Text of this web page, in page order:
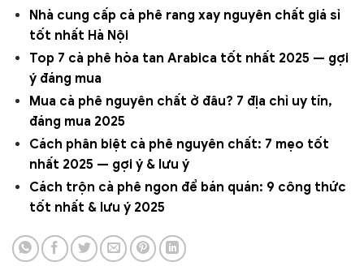
Nhà cung cấp cà phê rang xay nguyên chất giá sỉ
tốt nhất Hà Nội
Top 7 cà phê hòa tan Arabica tốt nhất 2025 — gợi
ý đáng mua
Mua cà phê nguyên chất ở đâu? 7 địa chỉ uy tín,
đáng mua 2025
Cách phân biệt cà phê nguyên chất: 7 mẹo tốt
nhất 2025 — gợi ý & lưu ý
Cách trộn cà phê ngon để bán quán: 9 công thức
tốt nhất & lưu ý 2025